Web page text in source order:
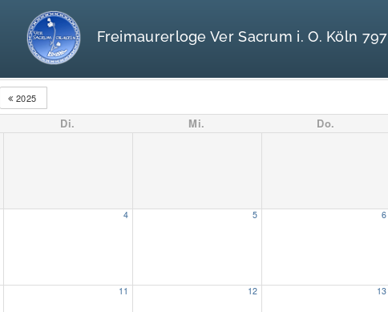
Freimaurerloge Ver Sacrum i. O. Köln 797
2025
Di. Mi. Do.
4 5 6
11 12 13